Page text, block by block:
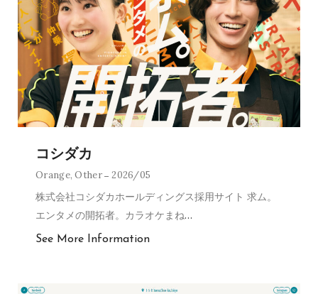
コシダカ
Orange,Other 2026/05
株式会社コシダカホールディングス採用サイト 求ム。
エンタメの開拓者。カラオケまね…
See More Information